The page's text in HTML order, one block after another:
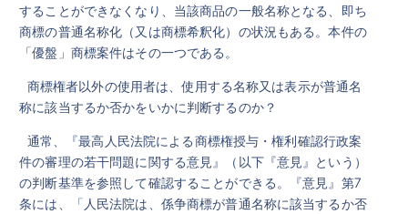
することができなくなり、当該商品の一般名称となる、即ち
商標の普通名称化（又は商標希釈化）の状況もある。本件の
「優盤」商標案件はその一つである。
商標権者以外の使用者は、使用する名称又は表示が普通名
称に該当するか否かをいかに判断するのか？
通常、『最高人民法院による商標権授与・権利確認行政案
件の審理の若干問題に関する意見』（以下『意見』という）
の判断基準を参照して確認することができる。『意見』第7
条には、「人民法院は、係争商標が普通名称に該当するか否